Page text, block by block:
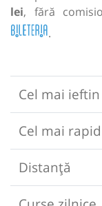
lei, fără
.
Cel mai
Cel mai
Distanță